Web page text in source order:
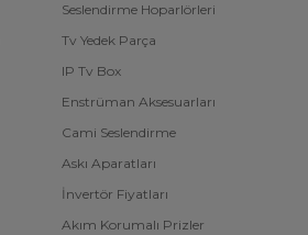
Seslendirme Hoparlörleri
Tv Yedek Parça
IP Tv Box
Enstrüman Aksesuarları
Cami Seslendirme
Askı Aparatları
İnvertör Fiyatları
Akım Korumalı Prizler